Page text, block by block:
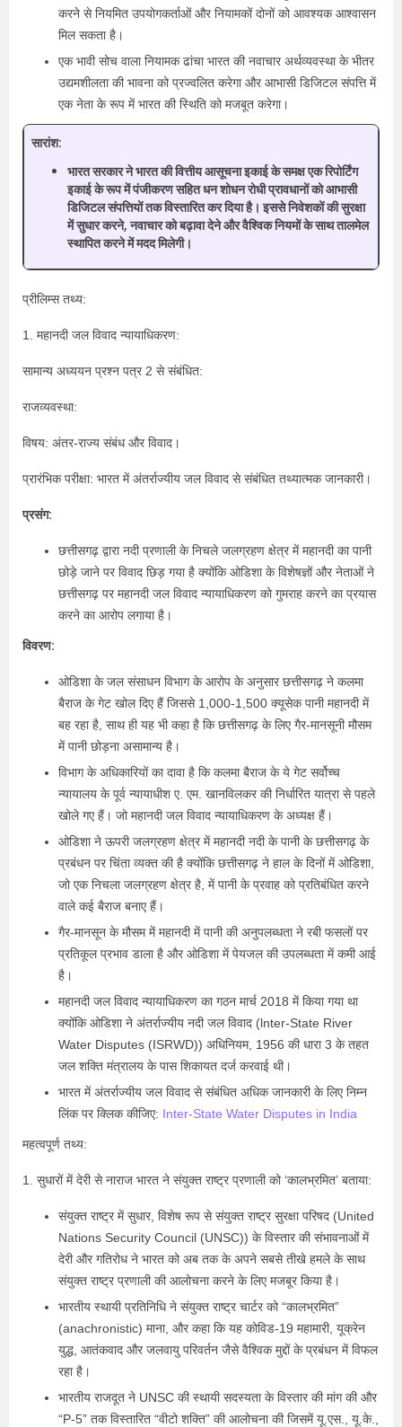
करने से नियमित उपयोगकर्ताओं और नियामकों दोनों को आवश्यक आश्वासन
मिल सकता है।
एक भावी सोच वाला नियामक ढांचा भारत की नवाचार अर्थव्यवस्था के भीतर
उद्यमशीलता की भावना को प्रज्वलित करेगा और आभासी डिजिटल संपत्ति में
एक नेता के रूप में भारत की स्थिति को मजबूत करेगा।
सारांश:
भारत सरकार ने भारत की वित्तीय आसूचना इकाई के समक्ष एक रिपोर्टिंग
इकाई के रूप में पंजीकरण सहित धन शोधन रोधी प्रावधानों को आभासी
डिजिटल संपत्तियों तक विस्तारित कर दिया है। इससे निवेशकों की सुरक्षा
में सुधार करने, नवाचार को बढ़ावा देने और वैश्विक नियमों के साथ तालमेल
स्थापित करने में मदद मिलेगी।
प्रीलिम्स तथ्य:
1. महानदी जल विवाद न्यायाधिकरण:
सामान्य अध्ययन प्रश्न पत्र 2 से संबंधित:
राजव्यवस्था:
विषय: अंतर-राज्य संबंध और विवाद।
प्रारंभिक परीक्षा: भारत में अंतर्राज्यीय जल विवाद से संबंधित तथ्यात्मक जानकारी।
प्रसंग:
छत्तीसगढ़ द्वारा नदी प्रणाली के निचले जलग्रहण क्षेत्र में महानदी का पानी
छोड़े जाने पर विवाद छिड़ गया है क्योंकि ओडिशा के विशेषज्ञों और नेताओं ने
छत्तीसगढ़ पर महानदी जल विवाद न्यायाधिकरण को गुमराह करने का प्रयास
करने का आरोप लगाया है।
विवरण:
ओडिशा के जल संसाधन विभाग के आरोप के अनुसार छत्तीसगढ़ ने कलमा
बैराज के गेट खोल दिए हैं जिससे 1,000-1,500 क्यूसेक पानी महानदी में
बह रहा है, साथ ही यह भी कहा है कि छत्तीसगढ़ के लिए गैर-मानसूनी मौसम
में पानी छोड़ना असामान्य है।
विभाग के अधिकारियों का दावा है कि कलमा बैराज के ये गेट सर्वोच्च
न्यायालय के पूर्व न्यायाधीश ए. एम. खानविलकर की निर्धारित यात्रा से पहले
खोले गए हैं। जो महानदी जल विवाद न्यायाधिकरण के अध्यक्ष हैं।
ओडिशा ने ऊपरी जलग्रहण क्षेत्र में महानदी नदी के पानी के छत्तीसगढ़ के
प्रबंधन पर चिंता व्यक्त की है क्योंकि छत्तीसगढ़ ने हाल के दिनों में ओडिशा,
जो एक निचला जलग्रहण क्षेत्र है, में पानी के प्रवाह को प्रतिबंधित करने
वाले कई बैराज बनाए हैं।
गैर-मानसून के मौसम में महानदी में पानी की अनुपलब्धता ने रबी फसलों पर
प्रतिकूल प्रभाव डाला है और ओडिशा में पेयजल की उपलब्धता में कमी आई
है।
महानदी जल विवाद न्यायाधिकरण का गठन मार्च 2018 में किया गया था
क्योंकि ओडिशा ने अंतर्राज्यीय नदी जल विवाद (lnter-State River
Water Disputes (ISRWD)) अधिनियम, 1956 की धारा 3 के तहत
जल शक्ति मंत्रालय के पास शिकायत दर्ज करवाई थी।
भारत में अंतर्राज्यीय जल विवाद से संबंधित अधिक जानकारी के लिए निम्न
लिंक पर क्लिक कीजिए: Inter-State Water Disputes in India
महत्वपूर्ण तथ्य:
1. सुधारों में देरी से नाराज भारत ने संयुक्त राष्ट्र प्रणाली को ‘कालभ्रमित’ बताया:
संयुक्त राष्ट्र में सुधार, विशेष रूप से संयुक्त राष्ट्र सुरक्षा परिषद (United
Nations Security Council (UNSC)) के विस्तार की संभावनाओं में
देरी और गतिरोध ने भारत को अब तक के अपने सबसे तीखे हमले के साथ
संयुक्त राष्ट्र प्रणाली की आलोचना करने के लिए मजबूर किया है।
भारतीय स्थायी प्रतिनिधि ने संयुक्त राष्ट्र चार्टर को “कालभ्रमित”
(anachronistic) माना, और कहा कि यह कोविड-19 महामारी, यूक्रेन
युद्ध, आतंकवाद और जलवायु परिवर्तन जैसे वैश्विक मुद्दों के प्रबंधन में विफल
रहा है।
भारतीय राजदूत ने UNSC की स्थायी सदस्यता के विस्तार की मांग की और
“P-5” तक विस्तारित “वीटो शक्ति” की आलोचना की जिसमें यू.एस., यू.के.,